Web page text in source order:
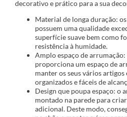
decorativo e prático para a sua
Material de longa duração:
possuem uma qualidade
superfície suave bem como
resistência à humidade.
Amplo espaço de
proporciona um espaço de
manter os seus vários
organizados e fáceis de
Design que poupa espaço: o
montado na parede para
adicional. Deste modo,